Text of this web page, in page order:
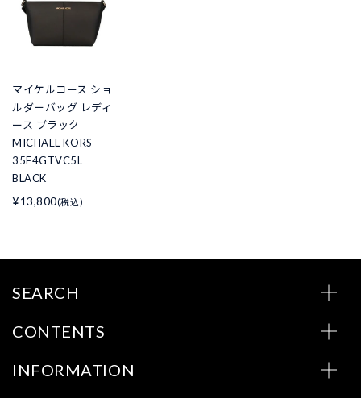
マイケルコース ショ
ルダーバッグ レディ
ース ブラック
MICHAEL KORS
35F4GTVC5L
BLACK
¥13,800(税込)
SEARCH
CONTENTS
INFORMATION